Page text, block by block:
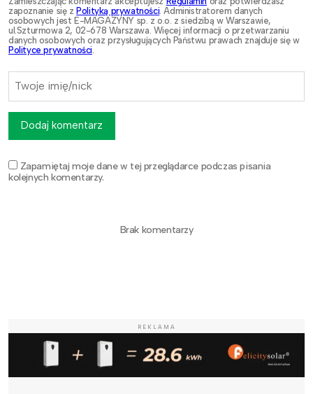
zapoznanie się z Polityką prywatności. Administratorem danych
osobowych jest E-MAGAZYNY sp. z o.o. z siedzibą w Warszawie,
ul.Szturmowa 2, 02-678 Warszawa. Więcej informacji o przetwarzaniu
danych osobowych oraz przysługujących Państwu prawach znajduje się w
Polityce prywatności.
Zapamiętaj moje dane w tej przeglądarce podczas pisania
kolejnych komentarzy.
Dodaj komentarz
Brak komentarzy
REKLAMA